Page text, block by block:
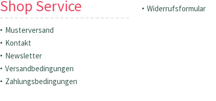
Shop Service
Musterversand
Kontakt
Newsletter
Versandbedingungen
Zahlungsbedingungen
Widerrufsformular